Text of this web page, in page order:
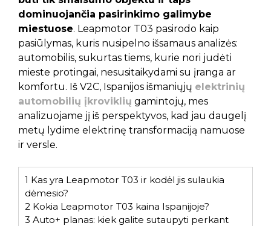
dominuojančia pasirinkimo galimybe
miestuose. Leapmotor T03 pasirodo kaip
pasiūlymas, kuris nusipelno išsamaus analizės:
automobilis, sukurtas tiems, kurie nori judėti
mieste protingai, nesusitaikydami su įranga ar
komfortu. Iš V2C, Ispanijos išmaniųjų elektrinių
automobilių įkroviklių gamintojų, mes
analizuojame jį iš perspektyvos, kad jau daugelį
metų lydime elektrinę transformaciją namuose
ir versle.
1 Kas yra Leapmotor T03 ir kodėl jis sulaukia
dėmesio?
2 Kokia Leapmotor T03 kaina Ispanijoje?
3 Auto+ planas: kiek galite sutaupyti perkant